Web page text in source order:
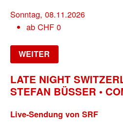
Sonntag, 08.11.2026
ab CHF0
WEITER
LATE NIGHT
STEFAN BÜSSER •
Live-Sendung von SRF